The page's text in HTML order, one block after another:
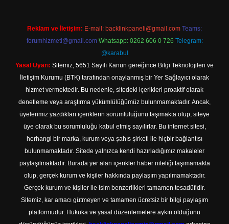
Reklam ve İletişim: E-mail: backlinkpaneli@gmail.com Teams:
forumhizmeti@gmail.com Whatsapp: 0262 606 0 726 Telegram:
@karabul
Yasal Uyarı: Sitemiz, 5651 Sayılı Kanun gereğince Bilgi Teknolojileri ve
İletişim Kurumu (BTK) tarafından onaylanmış bir Yer Sağlayıcı olarak
hizmet vermektedir. Bu nedenle, sitedeki içerikleri proaktif olarak
denetleme veya araştırma yükümlülüğümüz bulunmamaktadır. Ancak,
üyelerimiz yazdıkları içeriklerin sorumluluğunu taşımakta olup, siteye
üye olarak bu sorumluluğu kabul etmiş sayılırlar. Bu internet sitesi,
herhangi bir marka, kurum veya şahıs şirketi ile hiçbir bağlantısı
bulunmamaktadır. Sitede yalnızca kendi hazırladığımız makaleler
paylaşılmaktadır. Burada yer alan içerikler haber niteliği taşımamakta
olup, gerçek kurum ve kişiler hakkında paylaşım yapılmamaktadır.
Gerçek kurum ve kişiler ile isim benzerlikleri tamamen tesadüfidir.
Sitemiz, kar amacı gütmeyen ve tamamen ücretsiz bir bilgi paylaşım
platformudur. Hukuka ve yasal düzenlemelere aykırı olduğunu